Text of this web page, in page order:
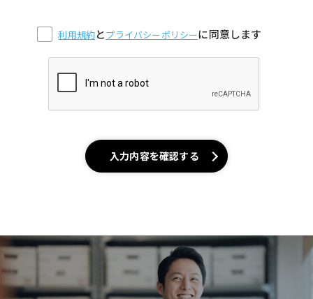
利用規約とプライバシーポリシーに同意します
入力内容を確認する